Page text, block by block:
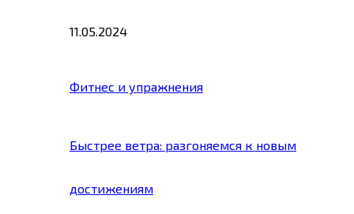
11.05.2024
Фитнес и упражнения
Быстрее ветра: разгоняемся к новым
достижениям